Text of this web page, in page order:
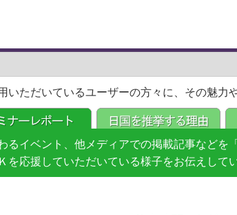
いただいているユーザーの方々に、その魅力
るイベント、他メディアでの掲載記事など
を応援していただいている様子をお伝えして